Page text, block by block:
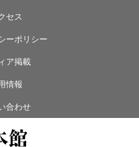
セス
ーポリシー
ア掲載
情報
合わせ